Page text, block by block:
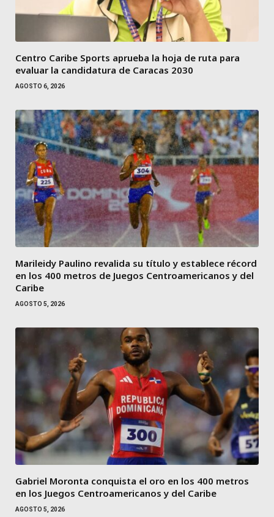
Centro Caribe Sports aprueba la hoja de ruta para
evaluar la candidatura de Caracas 2030
AGOSTO 6, 2026
Marileidy Paulino revalida su título y establece récord
en los 400 metros de Juegos Centroamericanos y del
Caribe
AGOSTO 5, 2026
Gabriel Moronta conquista el oro en los 400 metros
en los Juegos Centroamericanos y del Caribe
AGOSTO 5, 2026